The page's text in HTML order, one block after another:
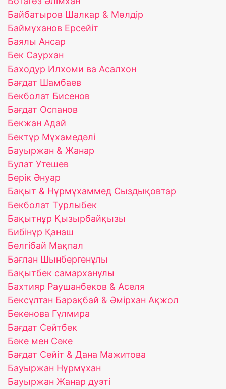
Байбатыров Шалкар & Мөлдір
Баймұханов Ерсейіт
Баялы Ансар
Бек Саурхан
Баходур Илхоми ва Асалхон
Бағдат Шамбаев
Бекболат Бисенов
Бағдат Оспанов
Бекжан Адай
Бектұр Мұхамедәлі
Бауыржан & Жанар
Булат Утешев
Берік Әнуар
Бақыт & Нұрмұхаммед Сыздықовтар
Бекболат Турлыбек
Бақытнұр Қызырбайқызы
Бибінұр Қанаш
Белгібай Мақпал
Бағлан Шынбергенұлы
Бақытбек самарханұлы
Бахтияр Раушанбеков & Аселя
Бексұлтан Барақбай & Әмірхан Ақжол
Бекенова Гүлмира
Бағдат Сейтбек
Бәке мен Сәке
Бағдат Сейіт & Дана Мажитова
Бауыржан Нұрмұхан
Бауыржан Жанар дуэті